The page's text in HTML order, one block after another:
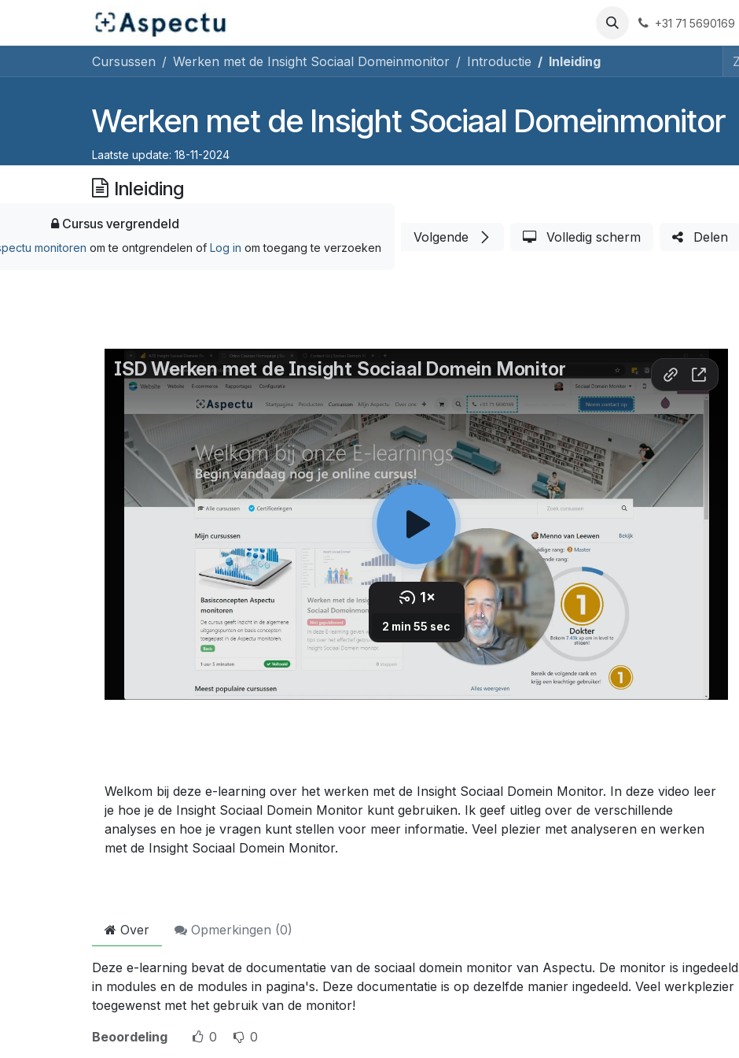
Overslaan naar inhoud
Sociaal Domein Monitor Contact
+31 71 5690169
Cursussen Werken met de Insight Sociaal Domeinmonitor Introductie Inleiding
Werken met de Insight Sociaal Domeinmonitor
Laatste update: 18-11-2024
Inleiding
Cursus vergrendeld
monitoren om te ontgrendelen of Log in om toegang te verzoeken
Volgende Volledig scherm Delen
Welkom bij deze e-learning over het werken met de Insight Sociaal Domein Monitor. In deze video leer
je hoe je de Insight Sociaal Domein Monitor kunt gebruiken. Ik geef uitleg over de verschillende
analyses en hoe je vragen kunt stellen voor meer informatie. Veel plezier met analyseren en werken
met de Insight Sociaal Domein Monitor.
Over Opmerkingen (0)
Deze e-learning bevat de documentatie van de sociaal domein monitor van Aspectu. De monitor is ingedeeld
in modules en de modules in pagina's. Deze documentatie is op dezelfde manier ingedeeld. Veel werkplezier
toegewenst met het gebruik van de monitor!
Beoordeling
0 0